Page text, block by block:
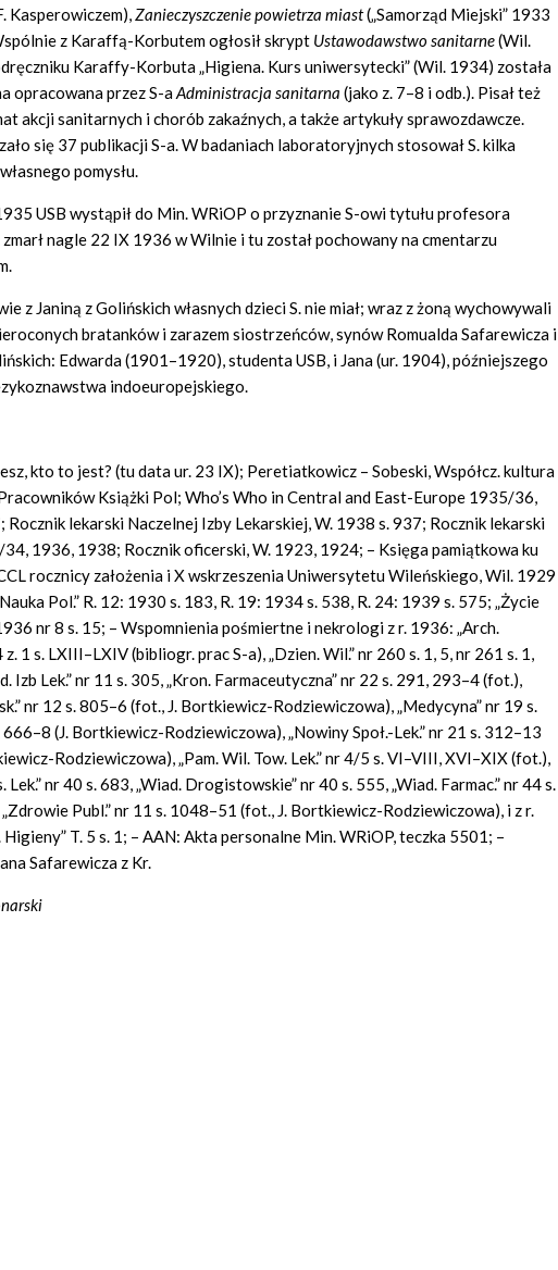
Kasperowiczem),Zanieczyszczenie powietrza miast(„Samorząd Miejski” 1933
z Karaffą-Korbutem ogłosił skrypt Ustawodawstwo sanitarne(Wil.
Karaffy-Korbuta „Higiena. Kurs uniwersytecki” (Wil. 1934) została
opracowana przez S-aAdministracja sanitarna (jako z. 7–8 i odb.). Pisał też
akcji sanitarnych i chorób zakaźnych, a także artykuły sprawozdawcze.
się 37 publikacji S-a. W badaniach laboratoryjnych stosował S. kilka
pomysłu.
USB wystąpił do Min. WRiOP o przyznanie S-owi tytułu profesora
zmarł nagle 22 IX 1936 w Wilnie i tu został pochowany na cmentarzu
z Janiną z Golińskich własnych dzieci S. nie miał; wraz z żoną wychowywali
bratanków i zarazem siostrzeńców, synów Romualda Safarewicza i
Edwarda (1901–1920), studenta USB, i Jana (ur. 1904), późniejszego
indoeuropejskiego.
kto to jest? (tu data ur. 23 IX); Peretiatkowicz – Sobeski, Współcz. kultura
Książki Pol; Who’s Who in Central and East-Europe 1935/36,
Rocznik lekarski Naczelnej Izby Lekarskiej, W. 1938 s. 937; Rocznik lekarski
34, 1936, 1938; Rocznik oficerski, W. 1923, 1924; – Księga pamiątkowa ku
rocznicy założenia i X wskrzeszenia Uniwersytetu Wileńskiego, Wil. 1929
Pol.” R. 12: 1930 s. 183, R. 19: 1934 s. 538, R. 24: 1939 s. 575; „Życie
nr 8 s. 15; – Wspomnienia pośmiertne i nekrologi z r. 1936: „Arch.
z. 1 s. LXIII–LXIV (bibliogr. prac S-a), „Dzien. Wil.” nr 260 s. 1, 5, nr 261 s. 1,
Izb Lek.” nr 11 s. 305, „Kron. Farmaceutyczna” nr 22 s. 291, 293–4 (fot.),
nr 12 s. 805–6 (fot., J. Bortkiewicz-Rodziewiczowa), „Medycyna” nr 19 s.
(J. Bortkiewicz-Rodziewiczowa), „Nowiny Społ.-Lek.” nr 21 s. 312–13
Rodziewiczowa), „Pam. Wil. Tow. Lek.” nr 4/5 s. VI–VIII, XVI–XIX (fot.),
Lek.” nr 40 s. 683, „Wiad. Drogistowskie” nr 40 s. 555, „Wiad. Farmac.” nr 44 s.
Publ.”nr 11 s. 1048–51 (fot., J. Bortkiewicz-Rodziewiczowa), i z r.
Higieny” T. 5 s. 1; – AAN: Akta personalne Min. WRiOP, teczka 5501; –
Safarewicza z Kr.